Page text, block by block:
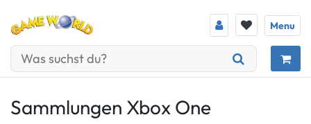
Menu
Sammlungen Xbox One